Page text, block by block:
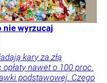
nie wyrzucaj
kary za złą
nawet o 100 proc.
podstawowej. Czego